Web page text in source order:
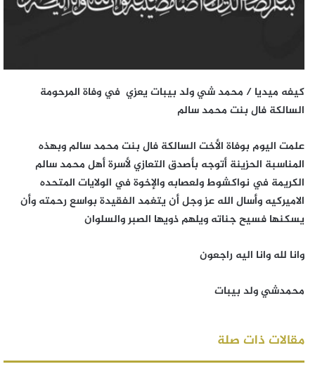
كيفه ميديا / محمد شي ولد بيبات يعزي في وفاة المرحومة
السالكة فال بنت محمد سالم
علمت اليوم بوفاة الأخت السالكة فال بنت محمد سالم وبهذه
المناسبة الحزينة أتوجه بأصدق التعازي لأسرة أهل محمد سالم
الكريمة في نواكشوط ولعصابه والإخوة في الولايات المتحده
الاميركيه وأسال الله عز وجل أن يتغمد الفقيدة بواسع رحمته وأن
يسكنها فسيح جناته ويلهم ذويها الصبر والسلوان
وانا لله وانا اليه راجعون
محمدشي ولد بيبات
مقالات ذات صلة